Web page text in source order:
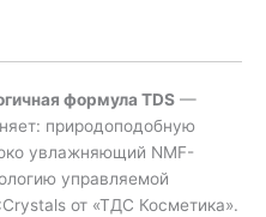
формула TDS —
природоподобную
увлажняющий NMF-
управляемой
от «ТДС Косметика».